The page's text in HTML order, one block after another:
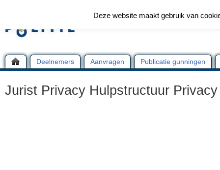
Deelnemers Aanvragen Publicatie gunningen
Jurist Privacy Hulpstructuur Privacy
Deze website maakt gebruik van